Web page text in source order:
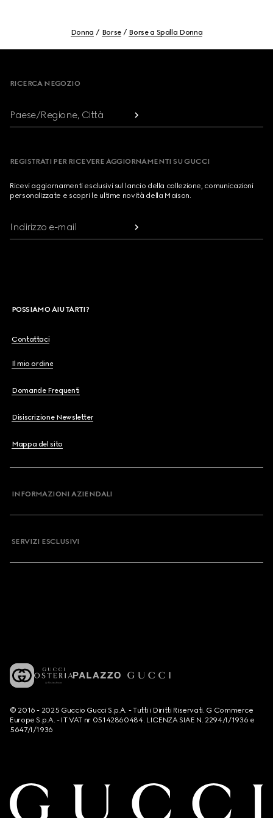
Donna Borse Borse a Spalla Donna
RICERCA NEGOZIO
Paese/Regione, Città
REGISTRATI PER RICEVERE AGGIORNAMENTI SU GUCCI
Ricevi aggiornamenti esclusivi sul lancio della collezione, comunicazioni
personalizzate e scopri le ultime novità della Maison.
Indirizzo e-mail
POSSIAMO AIUTARTI?
Contattaci
Il mio ordine
Domande Frequenti
Disiscrizione Newsletter
Mappa del sito
INFORMAZIONI AZIENDALI
SERVIZI ESCLUSIVI
© 2016 - 2025 Guccio Gucci S.p.A. - Tutti i Diritti Riservati. G Commerce
Europe S.p.A. - IT VAT nr 05142860484. LICENZA SIAE N. 2294/I/1936 e
5647/I/1936